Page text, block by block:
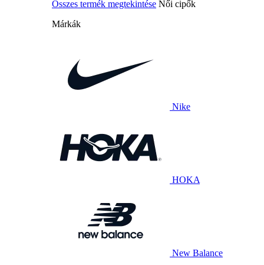
Összes termék megtekintése Női cipők
Márkák
Nike
HOKA
New Balance